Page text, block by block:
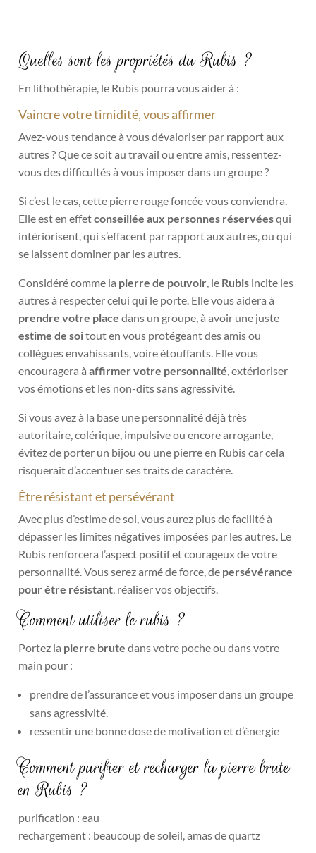
options
peuvent
choisies
sur
la
page
Quelles sont les propriétés du Rubis ?
En lithothérapie, le Rubis pourra vous aider à :
Vaincre votre timidité, vous affirmer
Avez-vous tendance à vous dévaloriser par rapport aux
autres ? Que ce soit au travail ou entre amis, ressentez-
vous des difficultés à vous imposer dans un groupe ?
Si c’est le cas, cette pierre rouge foncée vous conviendra.
Elle est en effetconseillée aux personnes réservéesqui
intériorisent, qui s’effacent par rapport aux autres, ou qui
se laissent dominer par les autres.
Considéré comme la pierre de pouvoir, le Rubis incite les
autres à respecter celui qui le porte. Elle vous aidera à
prendre votre place dans un groupe, à avoir une juste
estime de soitout en vous protégeant des amis ou
collègues envahissants, voire étouffants. Elle vous
encouragera àaffirmer votre personnalité, extérioriser
vos émotions et les non-dits sans agressivité.
Si vous avez à la base une personnalité déjà très
autoritaire, colérique, impulsive ou encore arrogante,
évitez de porter un bijou ou une pierre en Rubis car cela
risquerait d’accentuer ses traits de caractère.
Être résistant et persévérant
Avec plus d’estime de soi, vous aurez plus de facilité à
dépasser les limites négatives imposées par les autres. Le
Rubis renforcera l’aspect positif et courageux de votre
personnalité. Vous serez armé de force, de persévérance
pour être résistant, réaliser vos objectifs.
Comment utiliser le rubis ?
Portez la pierre brute dans votre poche ou dans votre
main pour :
prendre de l’assurance et vous imposer dans un groupe
sans agressivité.
ressentir une bonne dose de motivation et d’énergie
Comment purifier et recharger la pierre brute
en Rubis ?
purification : eau
rechargement : beaucoup de soleil, amas de quartz